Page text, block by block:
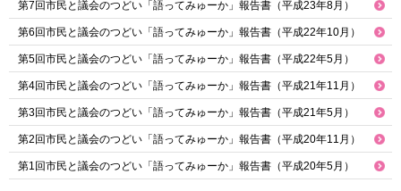
第7回市民と議会のつどい「語ってみゅーか」報告書（平成23年8月）
第6回市民と議会のつどい「語ってみゅーか」報告書（平成22年10月）
第5回市民と議会のつどい「語ってみゅーか」報告書（平成22年5月）
第4回市民と議会のつどい「語ってみゅーか」報告書（平成21年11月）
第3回市民と議会のつどい「語ってみゅーか」報告書（平成21年5月）
第2回市民と議会のつどい「語ってみゅーか」報告書（平成20年11月）
第1回市民と議会のつどい「語ってみゅーか」報告書（平成20年5月）